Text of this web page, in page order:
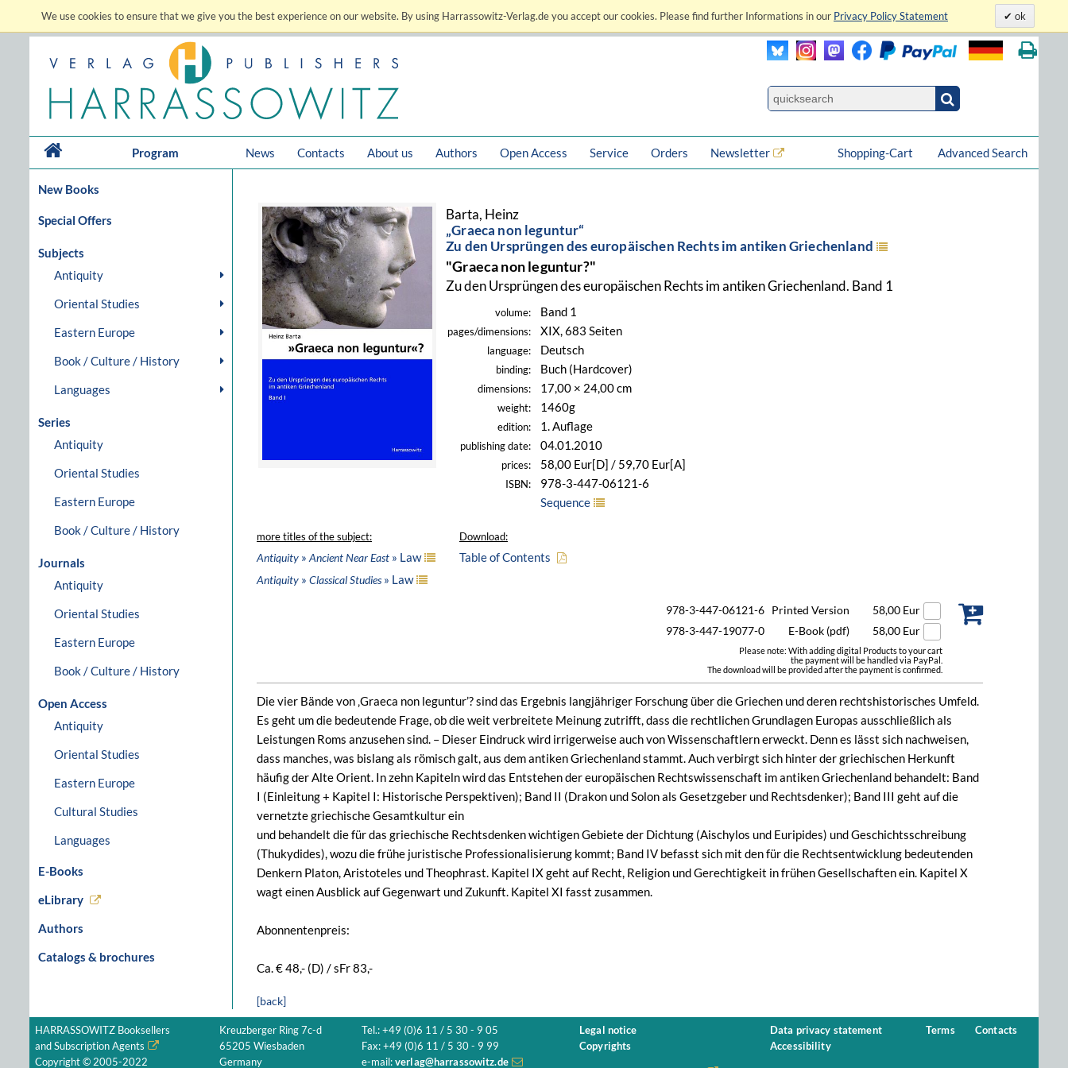
We use cookies to ensure that we give you the best experience on our website. By using Harrassowitz-Verlag.de you accept our cookies. Please find further Informations in our Privacy Policy Statement ok
Program News Contacts About us Authors Open Access Service Orders Newsletter Advanced Search
Shopping-Cart
New Books
Special Offers
Subjects
Antiquity
Oriental Studies
Eastern Europe
Book / Culture / History
Languages
Series
Antiquity
Oriental Studies
Eastern Europe
Book / Culture / History
Journals
Antiquity
Oriental Studies
Eastern Europe
Book / Culture / History
Open Access
Antiquity
Oriental Studies
Eastern Europe
Cultural Studies
Languages
E-Books
eLibrary
Authors
Catalogs & brochures
Barta, Heinz
„Graeca non leguntur“
Zu den Ursprüngen des europäischen Rechts im antiken Griechenland
"Graeca non leguntur?"
Zu den Ursprüngen des europäischen Rechts im antiken Griechenland. Band 1
volume: Band 1
pages/dimensions: XIX, 683 Seiten
language: Deutsch
binding: Buch (Hardcover)
dimensions: 17,00 × 24,00 cm
weight: 1460g
edition: 1. Auflage
publishing date: 04.01.2010
prices: 58,00 Eur[D] / 59,70 Eur[A]
ISBN:
978-3-447-06121-6
Sequence
more titles of the subject:
Antiquity » Ancient Near East » Law
Antiquity » Classical Studies» Law
Download:
Table of Contents
978-3-447-06121-6 Printed Version
58,00 Eur
978-3-447-19077-0
E-Book (pdf) 58,00 Eur
Please note: With adding digital Products to your cart
the payment will be handled via PayPal.
The download will be provided after the payment is confirmed.
Die vier Bände von ‚Graeca non leguntur’? sind das Ergebnis langjähriger Forschung über die Griechen und deren rechtshistorisches Umfeld.
Es geht um die bedeutende Frage, ob die weit verbreitete Meinung zutrifft, dass die rechtlichen Grundlagen Europas ausschließlich als
Leistungen Roms anzusehen sind. – Dieser Eindruck wird irrigerweise auch von Wissenschaftlern erweckt. Denn es lässt sich nachweisen,
dass manches, was bislang als römisch galt, aus dem antiken Griechenland stammt. Auch verbirgt sich hinter der griechischen Herkunft
häufig der Alte Orient. In zehn Kapiteln wird das Entstehen der europäischen Rechtswissenschaft im antiken Griechenland behandelt: Band
I (Einleitung + Kapitel I: Historische Perspektiven); Band II (Drakon und Solon als Gesetzgeber und Rechtsdenker); Band III geht auf die
vernetzte griechische Gesamtkultur ein
und behandelt die für das griechische Rechtsdenken wichtigen Gebiete der Dichtung (Aischylos und Euripides) und Geschichtsschreibung
(Thukydides), wozu die frühe juristische Professionalisierung kommt; Band IV befasst sich mit den für die Rechtsentwicklung bedeutenden
Denkern Platon, Aristoteles und Theophrast. Kapitel IX geht auf Recht, Religion und Gerechtigkeit in frühen Gesellschaften ein. Kapitel X
wagt einen Ausblick auf Gegenwart und Zukunft. Kapitel XI fasst zusammen.
Abonnentenpreis:
Ca. € 48,- (D) / sFr 83,-
[back]
HARRASSOWITZ Booksellers
and Subscription Agents
Copyright © 2005-2022
Kreuzberger Ring 7c-d
65205 Wiesbaden
Germany
Tel.: +49 (0)6 11 / 5 30 - 9 05
Fax: +49 (0)6 11 / 5 30 - 9 99
e-mail: verlag@harrassowitz.de
Legal notice
Copyrights
Data privacy statement
Accessibility
Terms Contacts